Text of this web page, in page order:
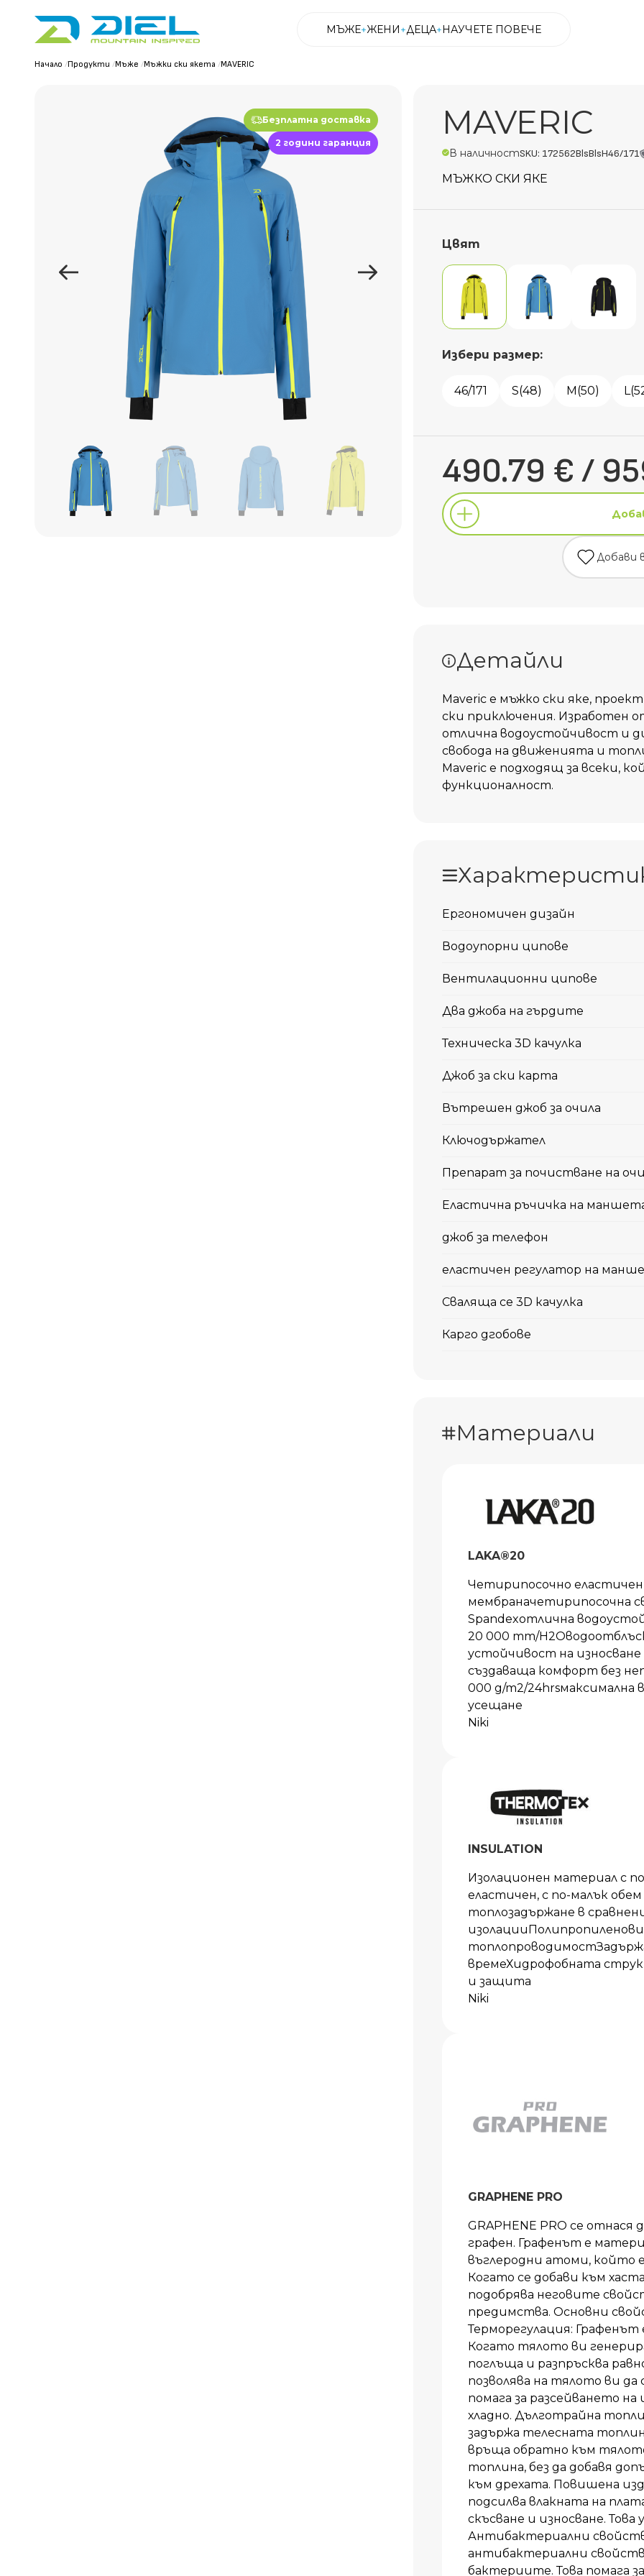
МЪЖЕ ЖЕНИ ДЕЦА НАУЧЕТЕ ПОВЕЧЕ
Начало /Продукти /Мъже /Мъжки ски якета /MAVERIC
Безплатна доставка
2 години гаранция
MAVERIC
В наличностSKU: 172562BlsBlsH46/171
МЪЖКО СКИ ЯКЕ
Цвят
Избери размер:
46/171 S(48) M(50)
490.79 € /
Добави
Детайли
Maveric е мъжко ски яке,
ски приключения. Изработен
отлична водоустойчивост и
свобода на движенията и
Maveric е подходящ за всеки,
функционалност.
Ергономичен дизайн
Водоупорни ципове
Вентилационни ципове
Два джоба на гърдите
Техническа 3D качулка
Джоб за ски карта
Вътрешен джоб за очила
Ключодържател
Препарат за почистване на
Еластична ръчичка на
джоб за телефон
еластичен регулатор на
Сваляща се 3D качулка
Карго дгобове
Материали
LAKA®20
Четирипосочно
мембраначетирипосочна
Spandexотлична
20 000 mm/
устойчивост на износване
създаваща комфорт без
000 g/m2/
усещане
Niki
INSULATION
Изолационен материал с
еластичен, с по-малък
топлозадържане в
изолацииПолипропиленови
времеХидрофобната
и защита
Niki
GRAPHENE PRO
GRAPHENE PRO се отнася
графен. Графенът е
въглеродни атоми, който
Когато се добави към
подобрява неговите
предимства. Основни
Терморегулация:
Когато тялото ви
поглъща и разпръсква
позволява на тялото ви
помага за разсейването
хладно. Дълготрайна
задържа телесната
връща обратно към
топлина, без да добавя
към дрехата. Повишена
подсилва влакната на
скъсване и износване.
Антибактериални
антибактериални
бактериите. Това помага